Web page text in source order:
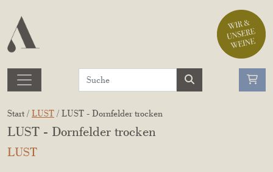
Start / LUST / LUST - Dornfelder trocken
LUST - Dornfelder trocken
LUST